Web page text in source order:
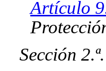
Artículo
Sección